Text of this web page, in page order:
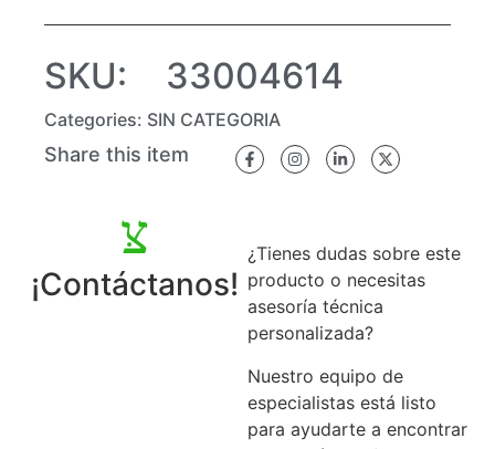
¡Contáctanos!
¿Tienes dudas sobre este
producto o necesitas
asesoría técnica
personalizada?
Nuestro equipo de
especialistas está listo
para ayudarte a encontrar
SKU: 33004614
Categories: SIN CATEGORIA
Share this item